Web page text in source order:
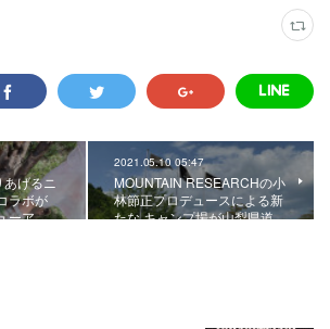
げるニ
ラボが
ーア…
2021.05.10 05:47
MOUNTAIN RESEARCHの小
林節正プロデュースによる新
たな キャンプ場が山梨県道…